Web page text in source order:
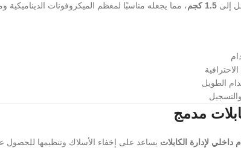
إلى 1.5 كجم ، مما يجعله مناسبًا لمعظم الميكروفونات الديناميكية
الطويل
مدمج
داخلي لإدارة الكابلات يساعد على إخفاء الأسلاك وتنظيمها